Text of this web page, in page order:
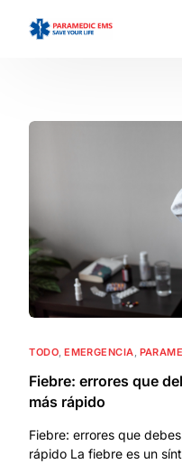
TODO,EMERGENCIA,
Fiebre: errores que
más rápido
Fiebre: errores que
rápido La fiebre es un